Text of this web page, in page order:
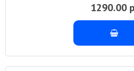
1290.00